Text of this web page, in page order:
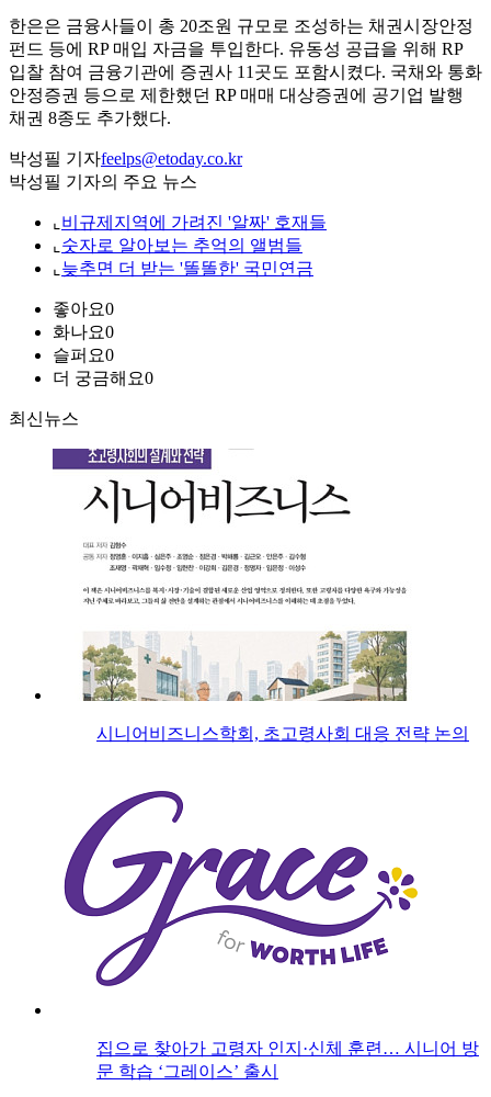
한은은 금융사들이 총 20조원 규모로 조성하는 채권시장안정
펀드 등에 RP 매입 자금을 투입한다. 유동성 공급을 위해 RP
입찰 참여 금융기관에 증권사 11곳도 포함시켰다. 국채와 통화
안정증권 등으로 제한했던 RP 매매 대상증권에 공기업 발행
채권 8종도 추가했다.
박성필 기자feelps@etoday.co.kr
박성필 기자의 주요 뉴스
⌞ 비규제지역에 가려진 '알짜' 호재들
⌞ 숫자로 알아보는 추억의 앨범들
⌞ 늦추면 더 받는 '똘똘한' 국민연금
좋아요0
화나요0
슬퍼요0
더 궁금해요0
최신뉴스
시니어비즈니스학회, 초고령사회 대응 전략 논의
집으로 찾아가 고령자 인지·신체 훈련… 시니어 방
문 학습 ‘그레이스’ 출시